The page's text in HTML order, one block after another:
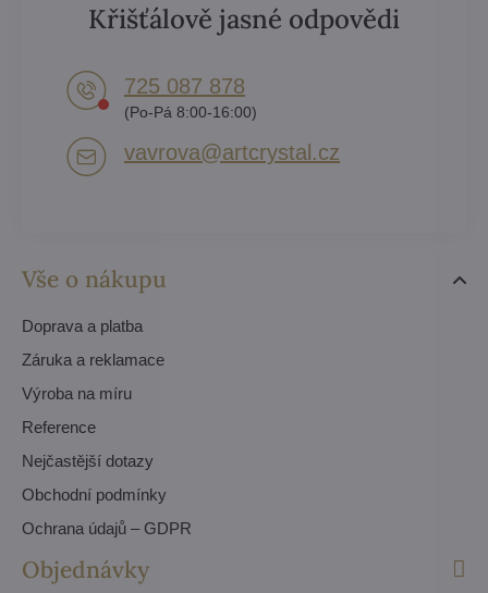
Vše o nákupu
Doprava a platba
Záruka a reklamace
Výroba na míru
Reference
Nejčastější dotazy
Obchodní podmínky
Ochrana údajů – GDPR
Objednávky
Křišťálově jasné odpovědi
725 087 878​
(Po-Pá 8:00-16:00)
vavrova​@artcrystal​.cz